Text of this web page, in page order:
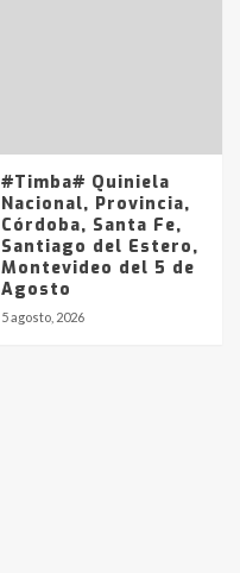
#Timba# Quiniela
Nacional, Provincia,
Córdoba, Santa Fe,
Santiago del Estero,
Montevideo del 5 de
Agosto
5 agosto, 2026